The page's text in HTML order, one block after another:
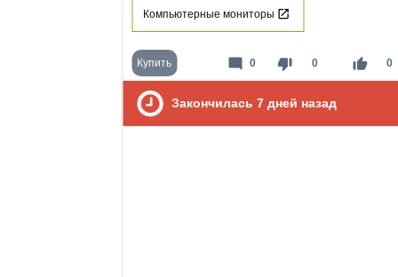
Компьютерные мониторы
Купить thumb_down 0 thumb_up 0
mode_comment 0
Закончилась 7 дней назад